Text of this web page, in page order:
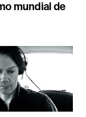
mundial de